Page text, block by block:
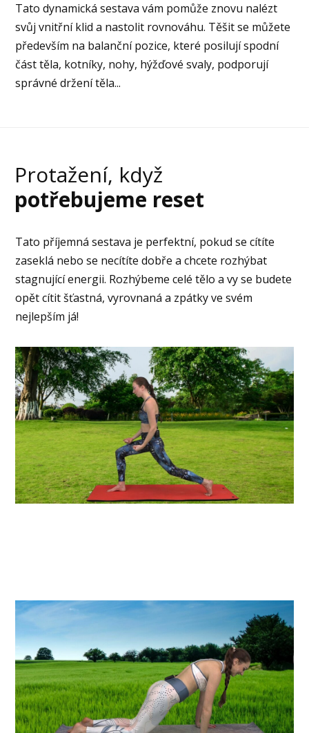
Tato dynamická sestava vám pomůže znovu nalézt
svůj vnitřní klid a nastolit rovnováhu. Těšit se můžete
především na balanční pozice, které posilují spodní
část těla, kotníky, nohy, hýžďové svaly, podporují
správné držení těla...
Protažení, když
potřebujeme reset
Tato příjemná sestava je perfektní, pokud se cítíte
zaseklá nebo se necítíte dobře a chcete rozhýbat
stagnující energii. Rozhýbeme celé tělo a vy se budete
opět cítit šťastná, vyrovnaná a zpátky ve svém
nejlepším já!